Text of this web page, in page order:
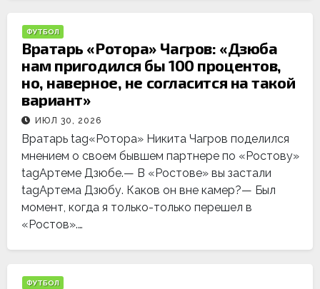
ФУТБОЛ
Вратарь «Ротора» Чагров: «Дзюба
нам пригодился бы 100 процентов,
но, наверное, не согласится на такой
вариант»
ИЮЛ 30, 2026
Вратарь tag«Ротора» Никита Чагров поделился
мнением о своем бывшем партнере по «Ростову»
tagАртеме Дзюбе.— В «Ростове» вы застали
tagАртема Дзюбу. Каков он вне камер?— Был
момент, когда я только-только перешел в
«Ростов».…
ФУТБОЛ